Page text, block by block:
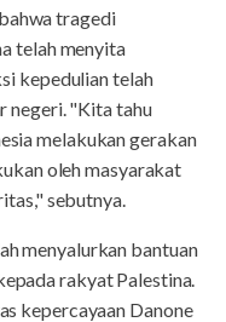
tragedi
telah menyita
kepedulian telah
negeri. "Kita tahu
melakukan gerakan
oleh masyarakat
sebutnya.
menyalurkan bantuan
rakyat Palestina.
kepercayaan Danone